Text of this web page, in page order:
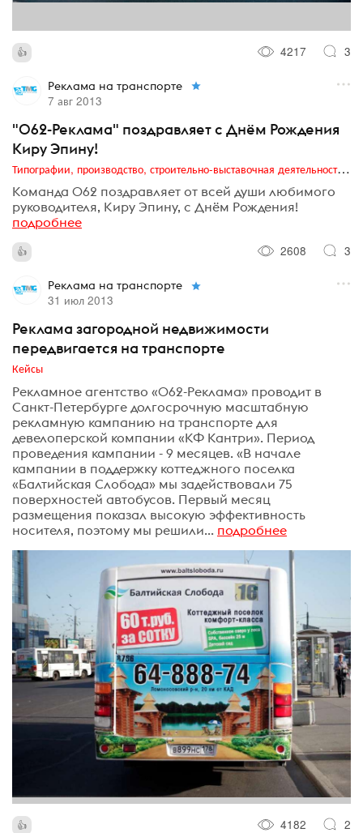
4217 3
Реклама на транспорте
7 авг 2013
"062-Реклама" поздравляет с Днём Рождения
Киру Эпину!
Типографии, производство, строительно-выставочная деятельность, транзитная реклама, издательский бизнес
Команда 062 поздравляет от всей души любимого
руководителя, Киру Эпину, с Днём Рождения!
подробнее
2608
3
Реклама на транспорте
31 июл 2013
Реклама загородной недвижимости
передвигается на транспорте
Кейсы
Рекламное агентство «062-Реклама» проводит в
Санкт-Петербурге долгосрочную масштабную
рекламную кампанию на транспорте для
девелоперской компании «КФ Кантри». Период
проведения кампании - 9 месяцев. «В начале
кампании в поддержку коттеджного поселка
«Балтийская Слобода» мы задействовали 75
поверхностей автобусов. Первый месяц
размещения показал высокую эффективность
носителя, поэтому мы решили... подробнее
4182 2